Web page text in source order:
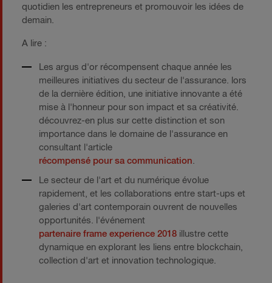
quotidien les entrepreneurs et promouvoir les idées de
demain.
A lire :
Les argus d'or récompensent chaque année les
meilleures initiatives du secteur de l'assurance. lors
de la dernière édition, une initiative innovante a été
mise à l'honneur pour son impact et sa créativité.
découvrez-en plus sur cette distinction et son
importance dans le domaine de l'assurance en
consultant l'article
récompensé pour sa communication
Le secteur de l'art et du numérique évolue
rapidement, et les collaborations entre start-ups et
galeries d'art contemporain ouvrent de nouvelles
opportunités. l'événement
partenaire frame experience 2018 illustre cette
dynamique en explorant les liens entre blockchain,
collection d'art et innovation technologique.